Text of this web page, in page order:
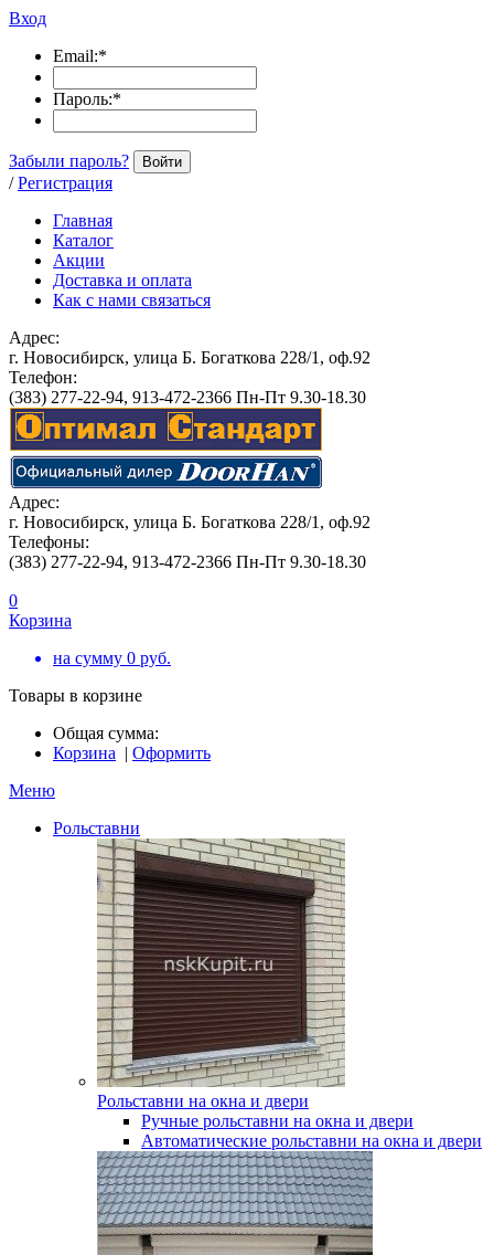
Вход
Email:*
Пароль:*
Забыли пароль? Войти
/ Регистрация
Главная
Каталог
Акции
Доставка и оплата
Как с нами связаться
Адрес:
г. Новосибирск, улица Б. Богаткова 228/1, оф.92
Телефон:
(383) 277-22-94, 913-472-2366 Пн-Пт 9.30-18.30
Адрес:
г. Новосибирск, улица Б. Богаткова 228/1, оф.92
Телефоны:
(383) 277-22-94, 913-472-2366 Пн-Пт 9.30-18.30
0
Корзина
на сумму 0 руб.
Товары в корзине
Общая сумма:
Корзина | Оформить
Меню
Рольставни
Рольставни на окна и двери
Ручные рольставни на окна и двери
Автоматические рольставни на окна и двери